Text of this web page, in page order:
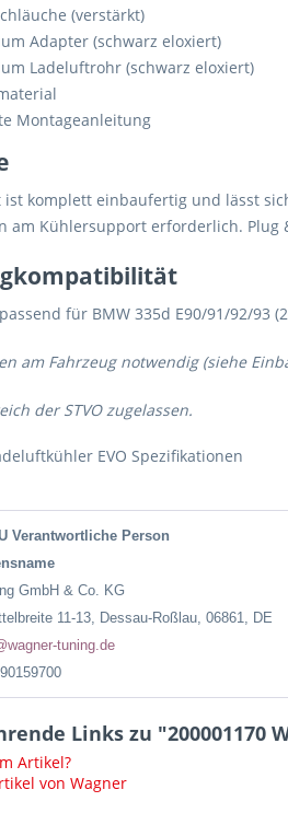
(verstärkt)
Adapter (schwarz eloxiert)
Ladeluftrohr (schwarz eloxiert)
Montageanleitung
ist komplett einbaufertig und lässt
am Kühlersupport erforderlich. Plug
für BMW 335d E90/91/92/93
am Fahrzeug notwendig (siehe
der STVO zugelassen.
Verantwortliche Person
GmbH & Co. KG
11-13, Dessau-Roßlau, 06861, DE
tuning.de
Links zu "200001170
Artikel?
von Wagner